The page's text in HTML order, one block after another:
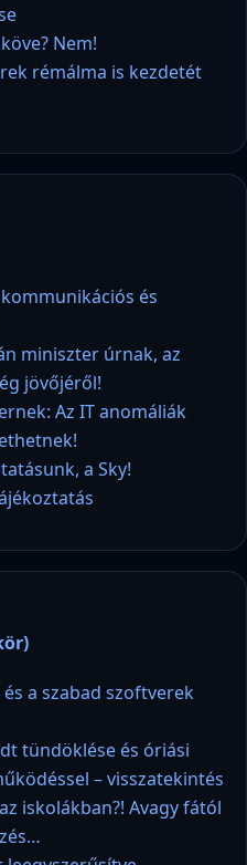
Nem!
rémálma is kezdetét
és
miniszter úrnak, az
jövőjéről!
Az IT anomáliák
a Sky!
a szabad szoftverek
tündöklése és óriási
– visszatekintés
iskolákban?! Avagy fától